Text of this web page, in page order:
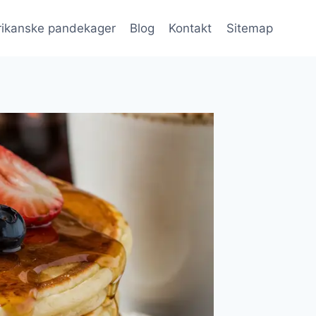
pandekager Blog Kontakt Sitemap